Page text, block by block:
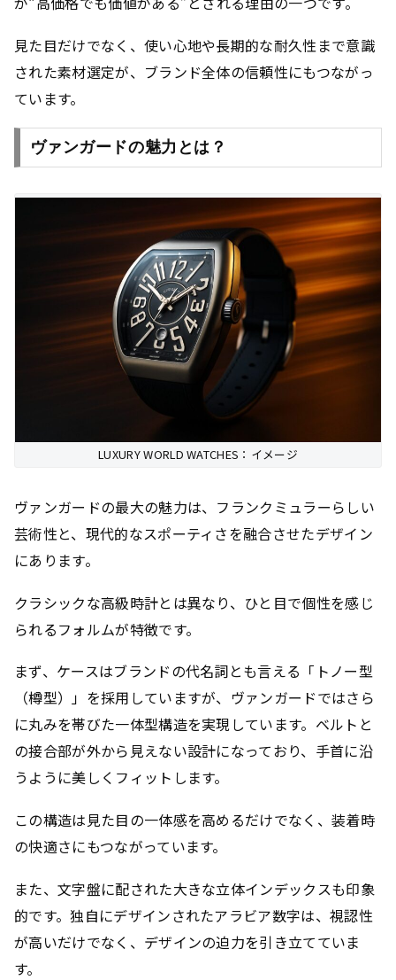
見た目だけでなく、使い心地や長期的な耐久性まで意識
された素材選定が、ブランド全体の信頼性にもつながっ
ています。
ヴァンガードの魅力とは？
LUXURY WORLD WATCHES：イメージ
ヴァンガードの最大の魅力は、フランクミュラーらしい
芸術性と、現代的なスポーティさを融合させたデザイン
にあります。
クラシックな高級時計とは異なり、ひと目で個性を感じ
られるフォルムが特徴です。
まず、ケースはブランドの代名詞とも言える「トノー型
（樽型）」を採用していますが、ヴァンガードではさら
に丸みを帯びた一体型構造を実現しています。ベルトと
の接合部が外から見えない設計になっており、手首に沿
うように美しくフィットします。
この構造は見た目の一体感を高めるだけでなく、装着時
の快適さにもつながっています。
また、文字盤に配された大きな立体インデックスも印象
的です。独自にデザインされたアラビア数字は、視認性
が高いだけでなく、デザインの迫力を引き立てていま
す。